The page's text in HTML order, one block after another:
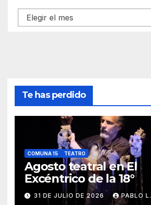
Archivos
Te has perdido
COMUNA 15 TEATRO
Agosto teatral en El
Excéntrico de la 18°
31 DE JULIO DE 2026 PABLO L.